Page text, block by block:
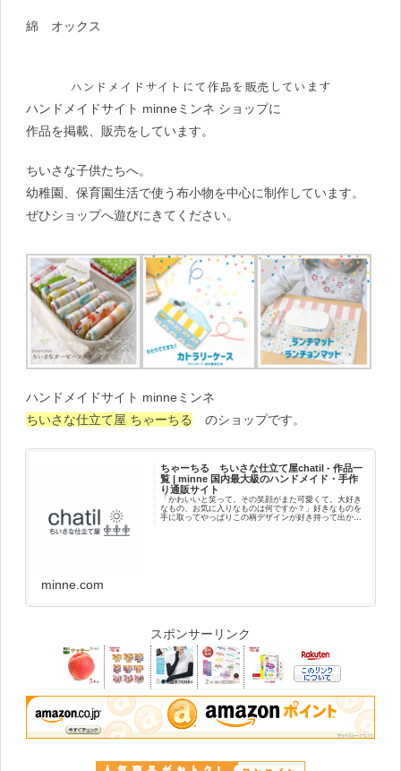
綿 オックス
ハンドメイドサイトにて作品を販売しています
ハンドメイドサイト minneミンネ ショップに
作品を掲載、販売をしています。
ちいさな子供たちへ。
幼稚園、保育園生活で使う布小物を中心に制作しています。
ぜひショップへ遊びにきてください。
ハンドメイドサイト minneミンネ
ちいさな仕立て屋 ちゃーちる
のショップです。
ちゃーちる ちいさな仕立て屋chatil - 作品一
覧 | minne 国内最大級のハンドメイド・手作
り通販サイト
「かわいいと笑って。その笑顔がまた可愛くて。大好き
なもの、お気に入りなものは何ですか？」好きなものを
手に取ってやっぱりこの柄デザインが好き持って出かけ
minne.com
スポンサーリンク